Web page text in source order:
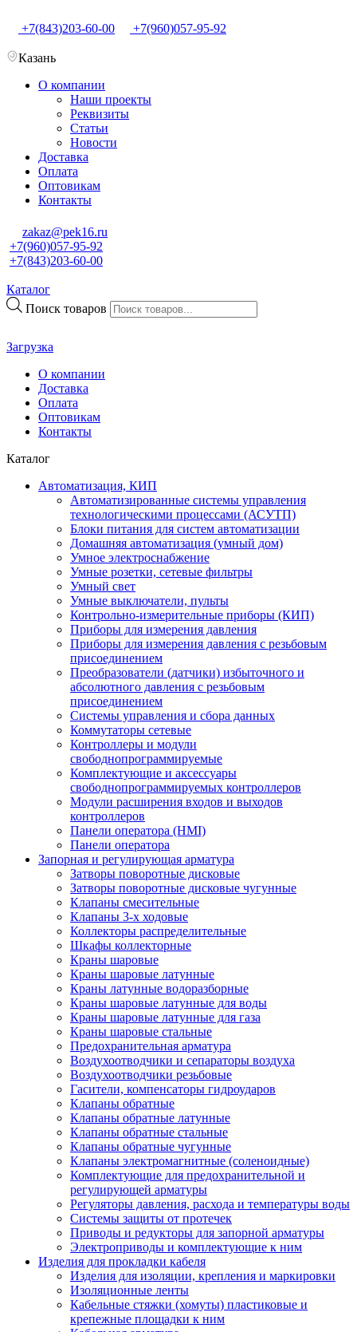
+7(843)203-60-00 +7(960)057-95-92
Казань
О компании
Наши проекты
Реквизиты
Статьи
Новости
Доставка
Оплата
Оптовикам
Контакты
zakaz@pek16.ru
+7(960)057-95-92
+7(843)203-60-00
Каталог
Поиск товаров
Загрузка
О компании
Доставка
Оплата
Оптовикам
Контакты
Каталог
Автоматизация, КИП
Автоматизированные системы управления
технологическими процессами (АСУТП)
Блоки питания для систем автоматизации
Домашняя автоматизация (умный дом)
Умное электроснабжение
Умные розетки, сетевые фильтры
Умный свет
Умные выключатели, пульты
Контрольно-измерительные приборы (КИП)
Приборы для измерения давления
Приборы для измерения давления с резьбовым
присоединением
Преобразователи (датчики) избыточного и
абсолютного давления с резьбовым
присоединением
Системы управления и сбора данных
Коммутаторы сетевые
Контроллеры и модули
свободнопрограммируемые
Комплектующие и аксессуары
свободнопрограммируемых контроллеров
Модули расширения входов и выходов
контроллеров
Панели оператора (HMI)
Панели оператора
Запорная и регулирующая арматура
Затворы поворотные дисковые
Затворы поворотные дисковые чугунные
Клапаны смесительные
Клапаны 3-х ходовые
Коллекторы распределительные
Шкафы коллекторные
Краны шаровые
Краны шаровые латунные
Краны латунные водоразборные
Краны шаровые латунные для воды
Краны шаровые латунные для газа
Краны шаровые стальные
Предохранительная арматура
Воздухоотводчики и сепараторы воздуха
Воздухоотводчики резьбовые
Гасители, компенсаторы гидроударов
Клапаны обратные
Клапаны обратные латунные
Клапаны обратные стальные
Клапаны обратные чугунные
Клапаны электромагнитные (соленоидные)
Комплектующие для предохранительной и
регулирующей арматуры
Регуляторы давления, расхода и температуры воды
Системы защиты от протечек
Приводы и редукторы для запорной арматуры
Электроприводы и комплектующие к ним
Изделия для прокладки кабеля
Изделия для изоляции, крепления и маркировки
Изоляционные ленты
Кабельные стяжки (хомуты) пластиковые и
крепежные площадки к ним